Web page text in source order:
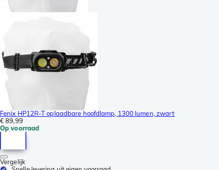
Fenix HP12R-T oplaadbare hoofdlamp, 1300 lumen, zwart
€ 89,99
Op voorraad
Vergelijk